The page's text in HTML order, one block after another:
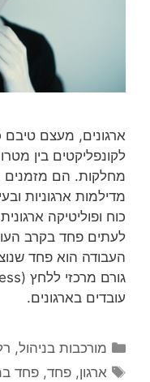
ארגונים, מעצם טיבם
לקונפליקטים בין
מחלקות. הם מזמנים
מדילמות ארגוניות
כוח ופוליטיקה
לעתים פחד בקרב
העבודה הוא פחד
עובדים בארגונים.
קטגוריות
מורכבות בניהול,
תגיות
ארגון,פחד,פחד